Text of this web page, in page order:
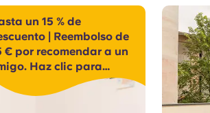
nueva era
la innovación,
un 15 % de
| Reembolso de
€ por recomendar a un
Haz clic para